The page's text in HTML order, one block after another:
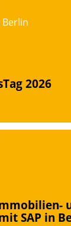
Berlin
2026
SAP in